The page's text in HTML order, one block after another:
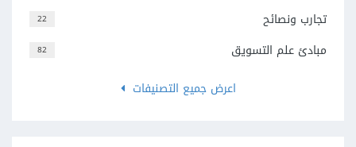
22 تجارب ونصائح
82
مبادئ علم التسويق
اعرض جميع التصنيفات